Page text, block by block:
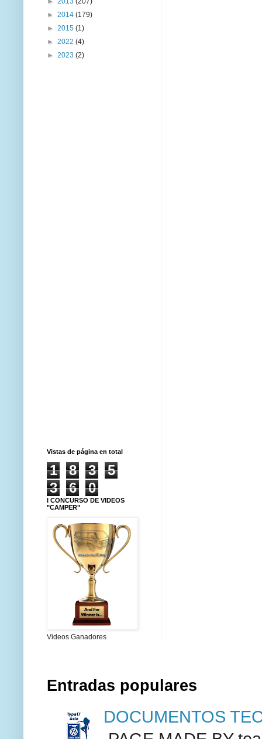
► 2014 (179)
► 2015 (1)
► 2022 (4)
► 2023 (2)
Vistas de página en total
1 8 3
5
3
6 0
I CONCURSO DE VIDEOS
"CAMPER"
Videos Ganadores
Entradas populares
DOCUMENTOS